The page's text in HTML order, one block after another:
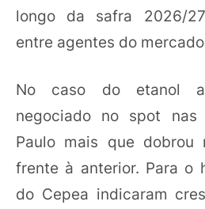
longo da safra 2026/
entre agentes do
No caso do etanol
negociado no spot nas
Paulo mais que dobrou
frente à anterior. Para o
do Cepea indicaram